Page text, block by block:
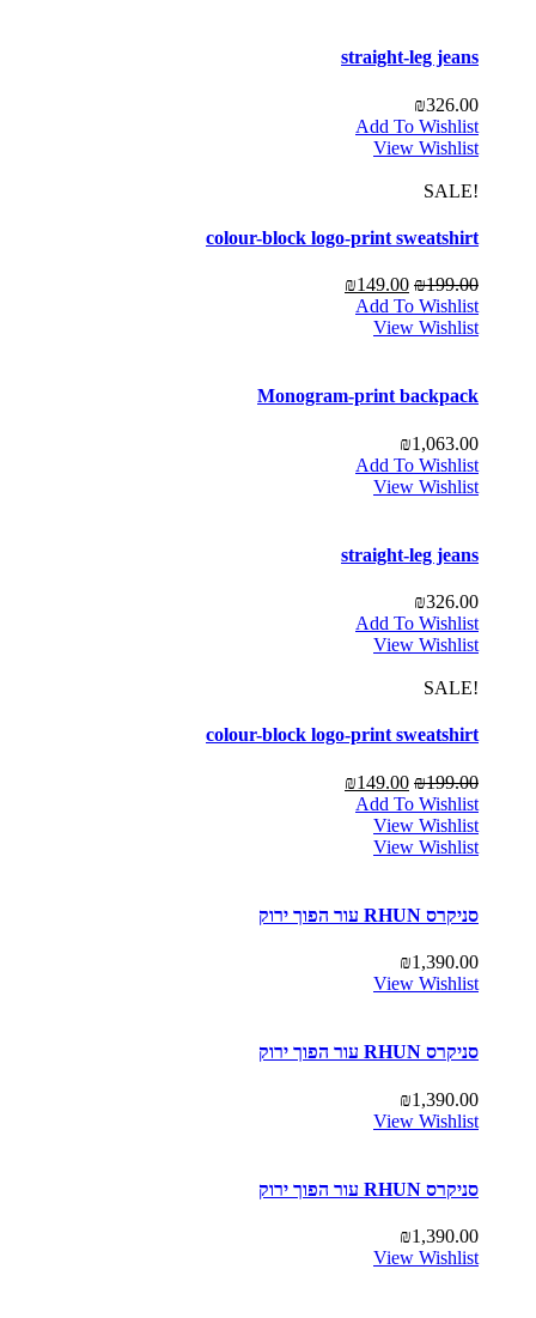
straight-leg jeans
₪326.00
Add To Wishlist
View Wishlist
!SALE
colour-block logo-print sweatshirt
₪199.00
₪149.00
Add To Wishlist
View Wishlist
Monogram-print backpack
₪1,063.00
Add To Wishlist
View Wishlist
straight-leg jeans
₪326.00
Add To Wishlist
View Wishlist
!SALE
colour-block logo-print sweatshirt
₪199.00
₪149.00
Add To Wishlist
View Wishlist
View Wishlist
סניקרס RHUN עור הפוך ירוק
₪1,390.00
View Wishlist
סניקרס RHUN עור הפוך ירוק
₪1,390.00
View Wishlist
סניקרס RHUN עור הפוך ירוק
₪1,390.00
View Wishlist